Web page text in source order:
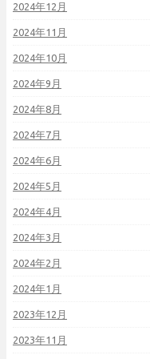
2024年12月
2024年11月
2024年10月
2024年9月
2024年8月
2024年7月
2024年6月
2024年5月
2024年4月
2024年3月
2024年2月
2024年1月
2023年12月
2023年11月